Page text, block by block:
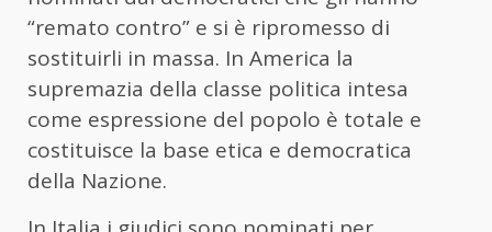
“remato contro” e si è ripromesso di
sostituirli in massa. In America la
supremazia della classe politica intesa
come espressione del popolo è totale e
costituisce la base etica e democratica
della Nazione.